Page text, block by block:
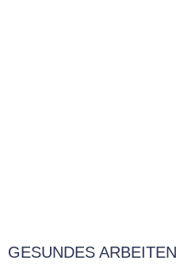
GESUNDES